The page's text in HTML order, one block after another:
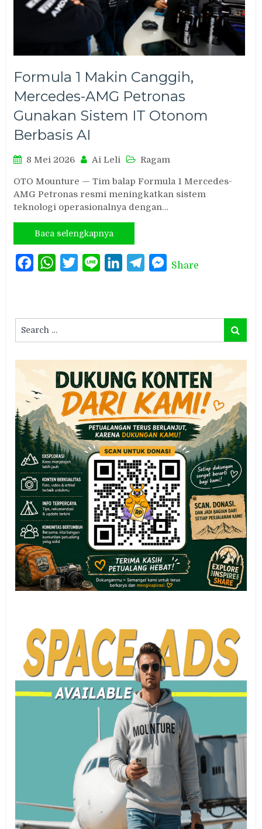
Formula 1 Makin Canggih,
Mercedes-AMG Petronas
Gunakan Sistem IT Otonom
Berbasis AI
8 Mei 2026 Ai Leli Ragam
OTO Mounture — Tim balap Formula 1 Mercedes-
AMG Petronas resmi meningkatkan sistem
teknologi operasionalnya dengan…
Baca selengkapnya
FacebookWhatsAppTwitterLine LinkedInTelegramMessenger
Share
for:
Search